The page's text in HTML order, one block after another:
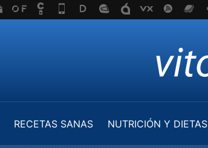
RECETAS SANAS NUTRICIÓN Y DIETAS